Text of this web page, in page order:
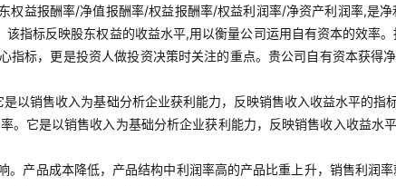
权益报酬率/净值报酬率/权益报酬率/权益利润率/净资产利润率,是
指标反映股东权益的收益水平,用以衡量公司运用自有资本的效率
标，更是投资人做投资决策时关注的重点。贵公司自有资本获得
以销售收入为基础分析企业获利能力，反映销售收入收益水平的指
它是以销售收入为基础分析企业获利能力，反映销售收入收益水
产品成本降低，产品结构中利润率高的产品比重上升，销售利润